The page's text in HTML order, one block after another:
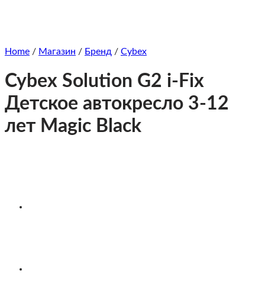
Home / Магазин / Бренд / Cybex
Cybex Solution G2 i-Fix
Детское автокресло 3-12
лет Magic Black